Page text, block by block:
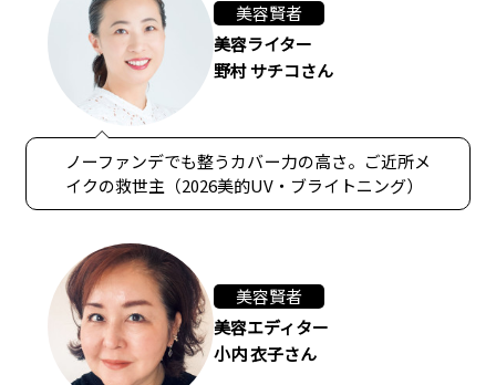
美容賢者
美容ライター
野村 サチコさん
ノーファンデでも整うカバー力の高さ。ご近所メ
イクの救世主（2026美的UV・ブライトニング）
美容賢者
美容エディター
小内 衣子さん